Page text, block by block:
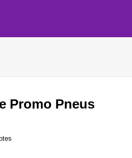
Promo Pneus